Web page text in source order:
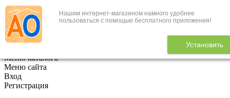
Нашим интернет-магазином намного удобнее
пользоваться с помощью бесплатного приложения!
Установить
+7 (495) 646-888-1
В корзине 0
Меню каталога
Меню сайта
Вход
Регистрация